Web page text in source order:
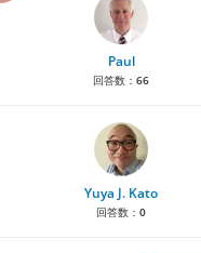
Paul
回答数： 66
Yuya J. Kato
回答数： 0